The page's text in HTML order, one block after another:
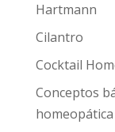
Hartmann
Cilantro
Cocktail
Conceptos
homeopática